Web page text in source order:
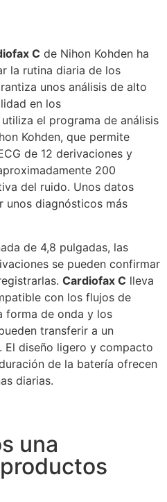
C de Nihon Kohden ha
la rutina diaria de los
unos análisis de alto
en los
utiliza el programa de análisis
Kohden, que permite
de 12 derivaciones y
200
del ruido. Unos datos
unos diagnósticos más
de 4,8 pulgadas, las
se pueden confirmar
Cardiofax C lleva
con los flujos de
forma de onda y los
transferir a un
El diseño ligero y compacto
de la batería ofrecen
diarias.
una